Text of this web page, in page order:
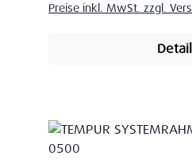
Preise inkl. MwSt. zzgl.